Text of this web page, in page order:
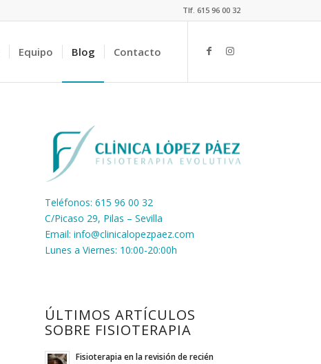
Tlf. 615 96 00 32
Equipo Blog Contacto
Teléfonos: 615 96 00 32
C/Picaso 29, Pilas – Sevilla
Email: info@clinicalopezpaez.com
Lunes a Viernes: 10:00-20:00h
ÚLTIMOS ARTÍCULOS
SOBRE FISIOTERAPIA
Fisioterapia en la revisión de recién